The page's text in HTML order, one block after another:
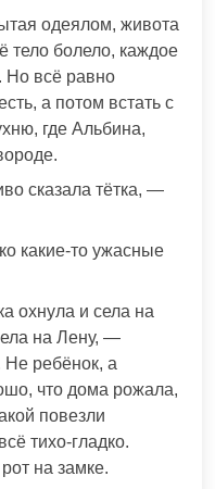
одеялом, живота
тело болело, каждое
Но всё равно
а потом встать с
где Альбина,
сказала тётка, —
какие-то ужасные
охнула и села на
на Лену, —
Не ребёнок, а
что дома рожала,
повезли
тихо-гладко.
на замке.